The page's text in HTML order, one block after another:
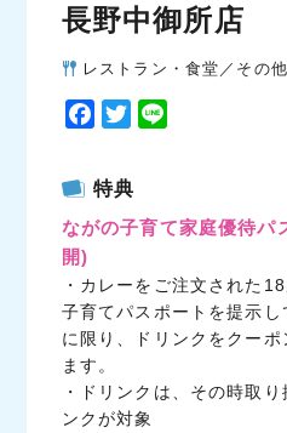
長野中御所店
レストラン・食堂／その他
F
e
b
o
k
T
t
t
r
特典
ながの子育て家庭優待パ
開)
・カレーをご注文された
子育てパスポートを提示し
に限り、ドリンクをクー
ます。
・ドリンクは、その時取
ンクが対象